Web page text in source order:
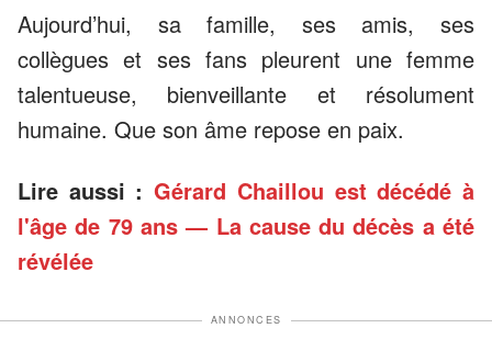
Aujourd’hui, sa famille, ses amis, ses
collègues et ses fans pleurent une femme
talentueuse, bienveillante et résolument
humaine. Que son âme repose en paix.
Lire aussi :Gérard Chaillou est décédé à
l'âge de 79 ans — La cause du décès a été
révélée
ANNONCES